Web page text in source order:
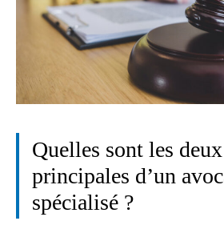
Quelles sont les
principales d’un
spécialisé ?